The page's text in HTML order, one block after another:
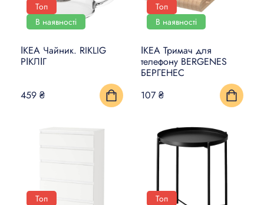
Топ
В наявності
ІКЕА Чайник. RIKLIG
РІКЛІГ
459 ₴
Топ
В наявності
ІКЕА Тримач для
телефону BERGENES
БЕРГЕНЕС
107 ₴
Топ
Топ